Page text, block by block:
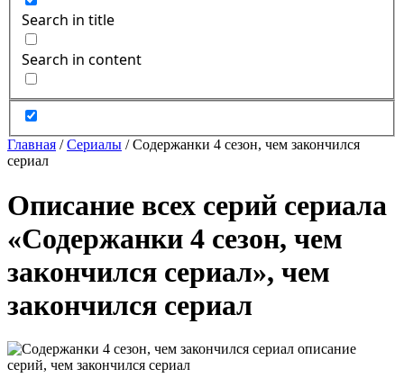
Search in title
Search in content
Главная /Сериалы /Содержанки 4 сезон, чем закончился
сериал
Описание всех серий сериала
«Содержанки 4 сезон, чем
закончился сериал», чем
закончился сериал